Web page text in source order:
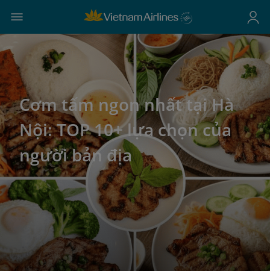
Cơm tấm ngon nhất tại Hà
Nội: TOP 10+ lựa chọn của
người bản địa